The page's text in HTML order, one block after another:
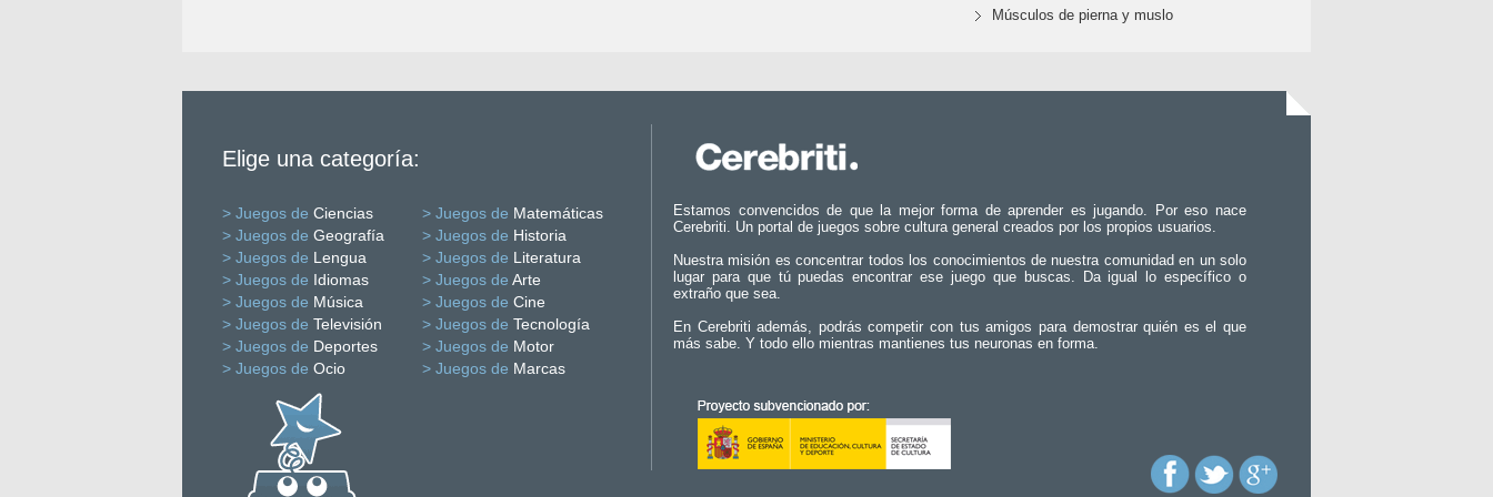
Músculos de pierna y muslo
Elige una categoría:
> Juegos de Ciencias > Juegos de Matemáticas
> Juegos de Geografía > Juegos de Historia
> Juegos de Lengua > Juegos de Literatura
> Juegos de Idiomas > Juegos de Arte
> Juegos de Música > Juegos de Cine
> Juegos de Televisión > Juegos de Tecnología
> Juegos de Deportes > Juegos de Motor
> Juegos de Ocio > Juegos de Marcas
Estamos convencidos de que la mejor forma de aprender es jugando. Por eso nace
Cerebriti. Un portal de juegos sobre cultura general creados por los propios usuarios.
Nuestra misión es concentrar todos los conocimientos de nuestra comunidad en un solo
lugar para que tú puedas encontrar ese juego que buscas. Da igual lo específico o
extraño que sea.
En Cerebriti además, podrás competir con tus amigos para demostrar quién es el que
más sabe. Y todo ello mientras mantienes tus neuronas en forma.